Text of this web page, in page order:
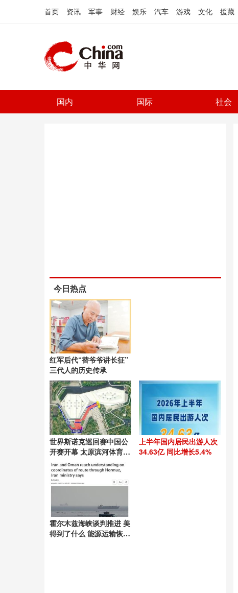
首页 资讯 军事 财经 娱乐 汽车 游戏 文化 援藏
国内 国际 社会
今日热点
红军后代“替爷爷讲长征”
三代人的历史传承
世界斯诺克巡回赛中国公
开赛开幕 太原滨河体育中
心闪耀启幕
上半年国内居民出游人次
34.63亿 同比增长5.4%
霍尔木兹海峡谈判推进 美
得到了什么 能源运输恢复